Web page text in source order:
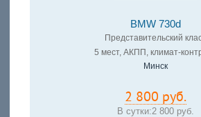
BMW 730d
Представительский
5 мест, АКПП, климат-
Минск
2 800 руб.
В сутки:2 800 руб.